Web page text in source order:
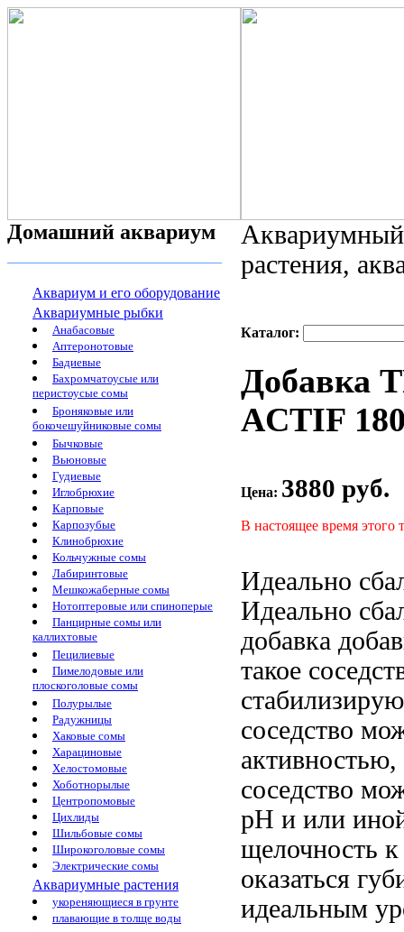
Домашний аквариум
Аквариум и его оборудование
Аквариумные рыбки
Анабасовые
Аптеронотовые
Бадиевые
Бахромчатоусые или
перистоусые сомы
Броняковые или
бокочешуйниковые сомы
Бычковые
Вьюновые
Гудиевые
Иглобрюхие
Карповые
Карпозубые
Клинобрюхие
Кольчужные сомы
Лабиринтовые
Мешкожаберные сомы
Нотоптеровые или спиноперые
Панцирные сомы или
каллихтовые
Пецилиевые
Пимелодовые или
плоскоголовые сомы
Полурылые
Радужницы
Хаковые сомы
Харациновые
Хелостомовые
Хоботнорылые
Центропомовые
Цихлиды
Шильбовые сомы
Широкоголовые сомы
Электрические сомы
Аквариумные растения
укореняющиеся в грунте
плавающие в толще воды
растения,
Каталог:
Добавка
ACTIF
Цена: 3880 руб.
В настоящее время этого
Идеально
Идеально
добавка
такое
соседство
соседство
рН и или
щелочность
оказаться
идеальным